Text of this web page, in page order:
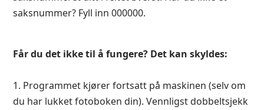
saksnummer? Fyll inn 000000.
Får du det ikke til å fungere? Det kan skyldes:
1. Programmet kjører fortsatt på maskinen (selv om
du har lukket fotoboken din). Vennligst dobbeltsjekk